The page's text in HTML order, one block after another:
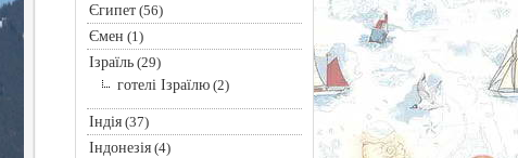
Єгипет(56)
Ємен (1)
Ізраїль(29)
готелі Ізраїлю(2)
Індія(37)
Індонезія(4)